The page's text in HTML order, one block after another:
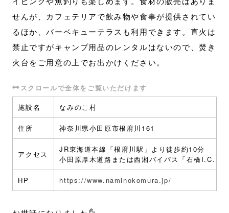
せんが、カフェテリアで飲み物や食事が提供されてい
るほか、バーベキューテラスも利用できます。直火は
禁止ですがキャンプ用品のレンタルはないので、焚き
火台をご用意の上でお出かけください。
施設名 なみのこ村
住所 神奈川県小田原市根府川161
アクセス
JR東海道本線「根府川駅」より徒歩約10分
小田原厚木道路または西湘バイパス「石橋I.C.」
HP https://www.naminokomura.jp/